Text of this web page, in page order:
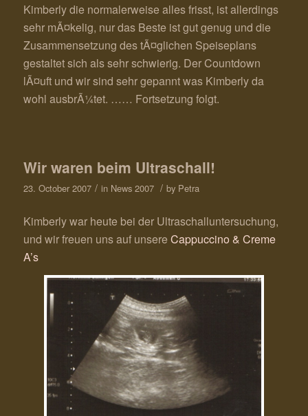
Kimberly die normalerweise alles frisst, ist allerdings
sehr mÃ¤kelig, nur das Beste ist gut genug und die
Zusammensetzung des tÃ¤glichen Speiseplans
gestaltet sich als sehr schwierig. Der Countdown
lÃ¤uft und wir sind sehr gepannt was Kimberly da
wohl ausbrÃ¼tet. …… Fortsetzung folgt.
Wir waren beim Ultraschall!
23. October 2007 / in News 2007 / by Petra
Kimberly war heute bei der Ultraschalluntersuchung,
und wir freuen uns auf unsere Cappuccino & Creme
A’s